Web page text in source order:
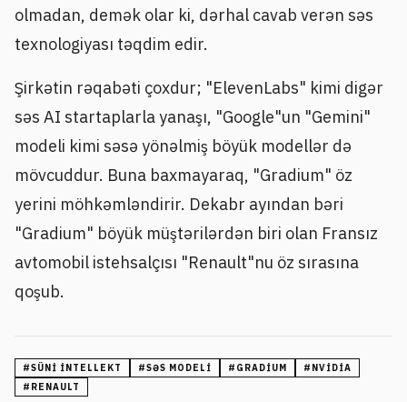
olmadan, demək olar ki, dərhal cavab verən səs
texnologiyası təqdim edir.
Şirkətin rəqabəti çoxdur; "ElevenLabs" kimi digər
səs AI startaplarla yanaşı, "Google"un "Gemini"
modeli kimi səsə yönəlmiş böyük modellər də
mövcuddur. Buna baxmayaraq, "Gradium" öz
yerini möhkəmləndirir. Dekabr ayından bəri
"Gradium" böyük müştərilərdən biri olan Fransız
avtomobil istehsalçısı "Renault"nu öz sırasına
qoşub.
#SÜNI INTELLEKT #SƏS MODELI # GRADIUM # NVIDIA
# RENAULT